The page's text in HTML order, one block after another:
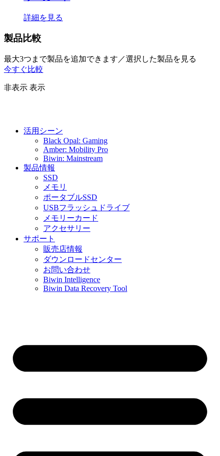
詳細を見る
製品比較
最大3つまで製品を追加できます／選択した製品を見る
今すぐ比較
非表示 表示
活用シーン
Black Opal: Gaming
Amber: Mobility Pro
Biwin: Mainstream
製品情報
SSD
メモリ
ポータブルSSD
USBフラッシュドライブ
メモリーカード
アクセサリー
サポート
販売店情報
ダウンロードセンター
お問い合わせ
Biwin Intelligence
Biwin Data Recovery Tool